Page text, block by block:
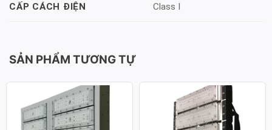
CẤP CÁCH ĐIỆN Class I
SẢN PHẨM TƯƠNG TỰ